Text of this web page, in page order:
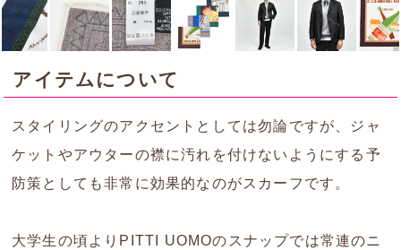
アイテムについて
スタイリングのアクセントとしては勿論ですが、ジャ
ケットやアウターの襟に汚れを付けないようにする予
防策としても非常に効果的なのがスカーフです。
大学生の頃よりPITTI UOMOのスナップでは常連のニ